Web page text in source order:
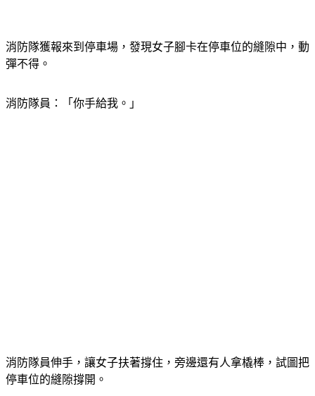
消防隊獲報來到停車場，發現女子腳卡在停車位的縫隙中，動
消防隊員伸手，讓女子扶著撐住，旁邊還有人拿橇棒，試圖把